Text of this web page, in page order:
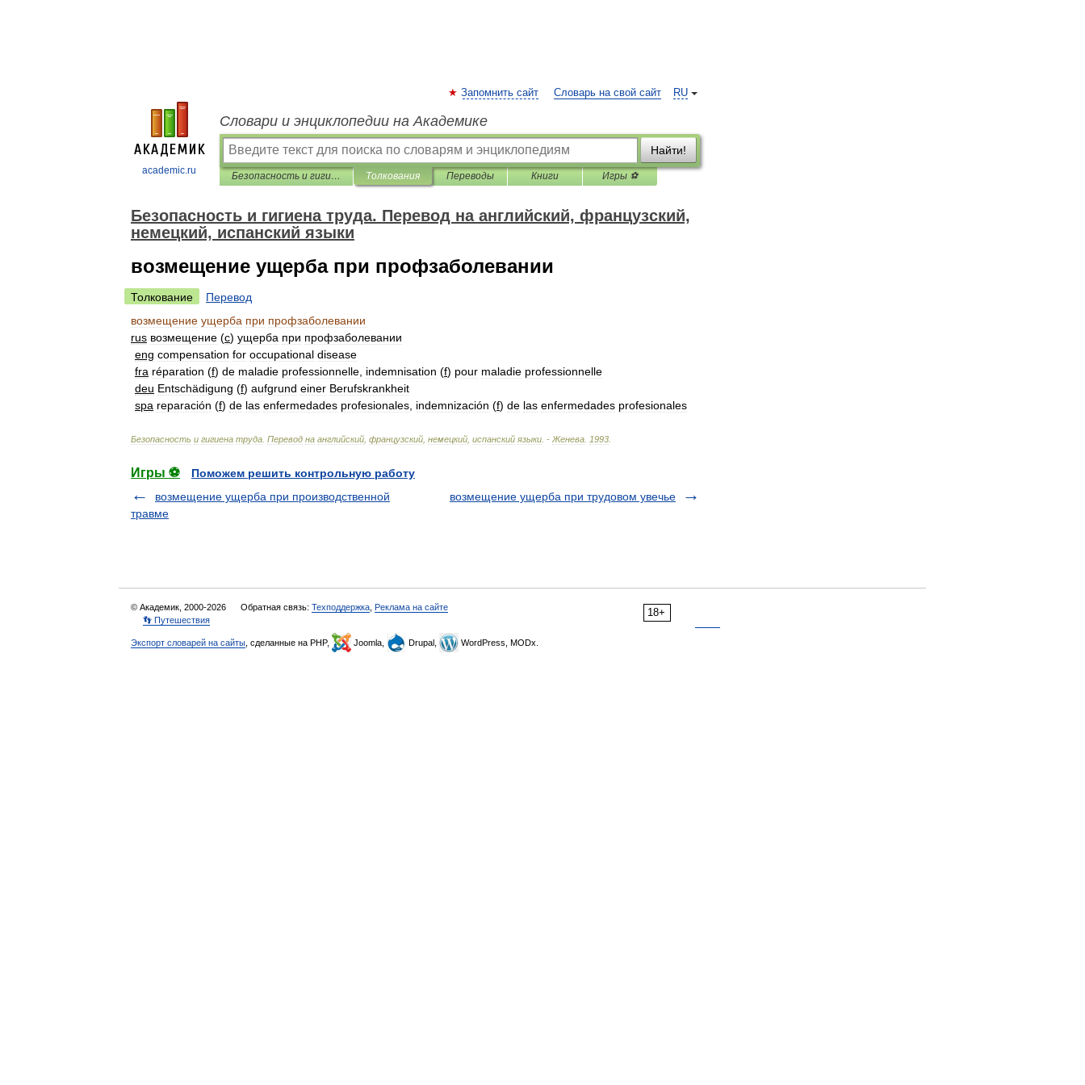
academic.ru
RU
Запомнить сайт Словарь на свой сайт
Словари и энциклопедии на Академике
Найти!
Безопасность и гигиена труда. Перевод на английский, французский, немецкий, испанский языки Толкования Переводы Книги Игры ⚽
Безопасность и гигиена труда. Перевод на английский, французский,
немецкий, испанский языки
возмещение ущерба при профзаболевании
Толкование
Перевод
возмещение ущерба при профзаболевании
rus возмещение (с) ущерба при профзаболевании
eng compensation for occupational disease
fra réparation (f) de maladie professionnelle indemnisation (f) pour maladie professionnelle
deu Entschädigung (f) aufgrund einer Berufskrankheit
spa reparación (f) de las enfermedades profesionales indemnización (f) de las enfermedades profesionales
Безопасность и гигиена труда Перевод на английский французский немецкий испанский языки . - Женева 1993
Игры ⚽
Поможем решить контрольную работу
возмещение ущерба при производственной
травме
возмещение ущерба при трудовом увечье
18+
© Академик, 2000-2026 Обратная связь: Техподдержка Реклама на сайте
👣 Путешествия
Экспорт словарей на сайты , сделанные на PHP, Joomla, Drupal, WordPress, MODx.